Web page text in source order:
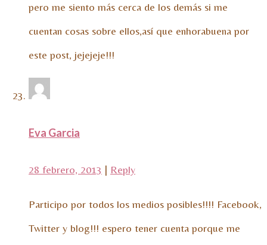
pero me siento más cerca de los demás si me
cuentan cosas sobre ellos,así que enhorabuena por
este post, jejejeje!!!
Eva Garcia
28 febrero, 2013 | Reply
Participo por todos los medios posibles!!!! Facebook,
Twitter y blog!!! espero tener cuenta porque me